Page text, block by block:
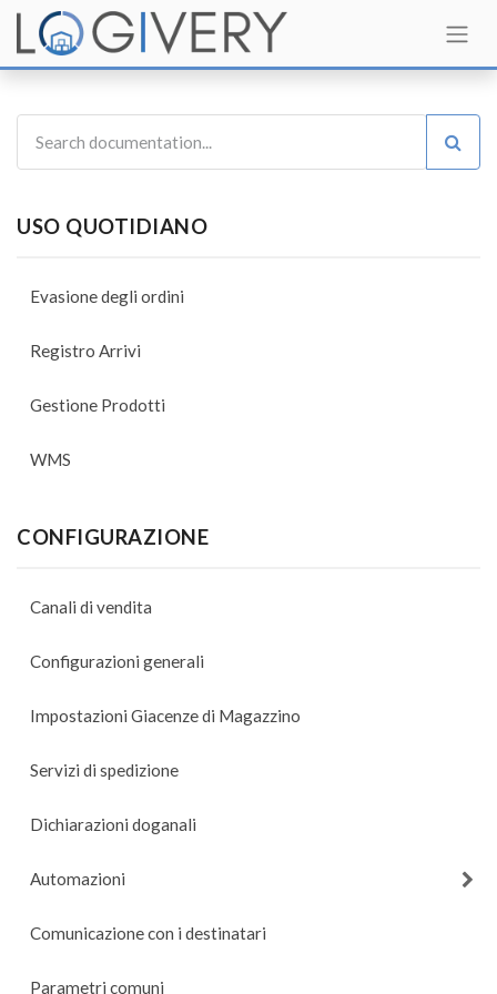
USO QUOTIDIANO
Evasione degli ordini
Registro Arrivi
Gestione Prodotti
WMS
CONFIGURAZIONE
Canali di vendita
Configurazioni generali
Impostazioni Giacenze di Magazzino
Servizi di spedizione
Dichiarazioni doganali
Automazioni
Comunicazione con i destinatari
Parametri comuni